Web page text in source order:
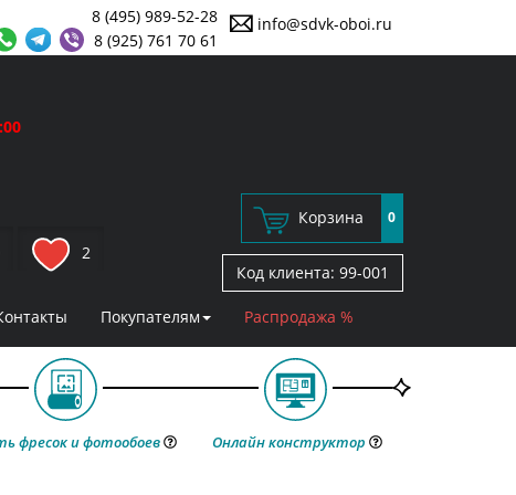
info@sdvk-oboi.ru
8 (495) 989-52-28
8 (925) 761 70 61
2
Корзина 0
Код клиента: 99-001
Покупателям Распродажа %
фресок и фотообоев Онлайн конструктор